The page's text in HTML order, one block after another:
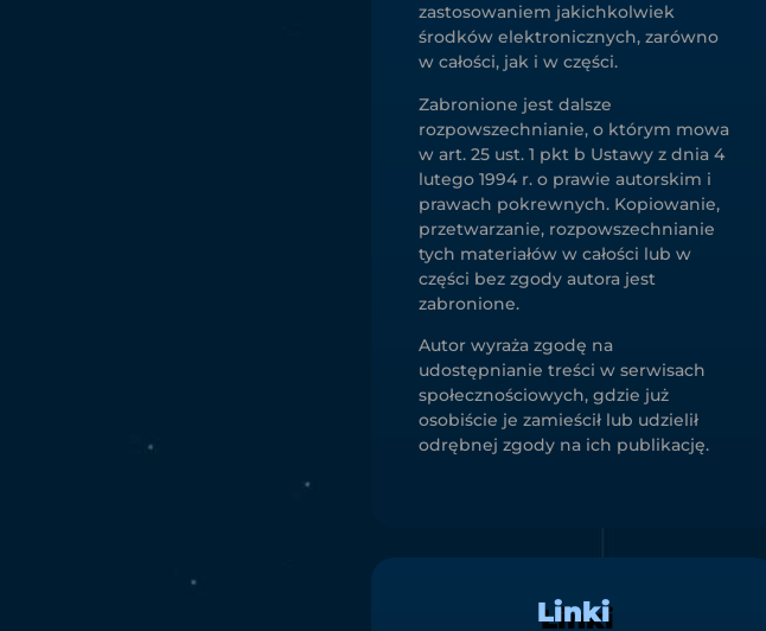
zastosowaniem jakichkolwiek
środków elektronicznych, zarówno
w całości, jak i w części.
Zabronione jest dalsze
rozpowszechnianie, o którym mowa
w art. 25 ust. 1 pkt b Ustawy z dnia 4
lutego 1994 r. o prawie autorskim i
prawach pokrewnych. Kopiowanie,
przetwarzanie, rozpowszechnianie
tych materiałów w całości lub w
części bez zgody autora jest
zabronione.
Autor wyraża zgodę na
udostępnianie treści w serwisach
społecznościowych, gdzie już
osobiście je zamieścił lub udzielił
odrębnej zgody na ich publikację.
Linki